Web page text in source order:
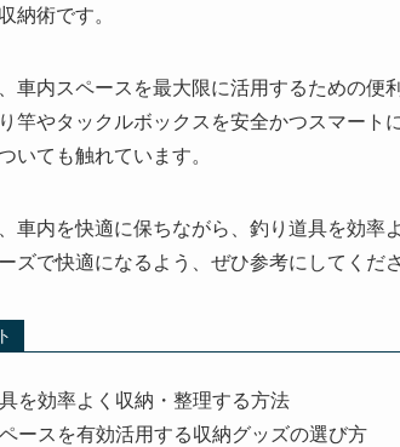
納術です。
車内スペースを最大限に活用するための便
竿やタックルボックスを安全かつスマート
いても触れています。
車内を快適に保ちながら、釣り道具を効
ズで快適になるよう、ぜひ参考にしてくだ
を効率よく収納・整理する方法
ースを有効活用する収納グッズの選び方